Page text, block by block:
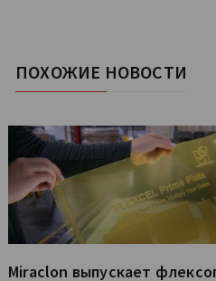
ПОХОЖИЕ НОВОСТИ
Miraclon выпускает